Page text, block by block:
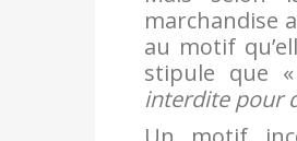
marchandise
au motif
stipule que «
interdite pour